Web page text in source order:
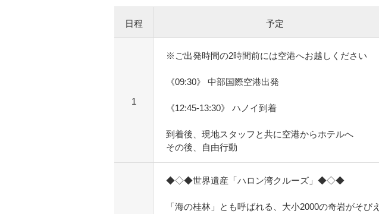
日程 予定
1
※ご出発時間の2時間前には空港へお越しください
《09:30》 中部国際空港出発
《12:45-13:30》 ハノイ到着
到着後、現地スタッフと共に空港からホテルへ
その後、自由行動
◆◇◆世界遺産「ハロン湾クルーズ」◆◇◆
「海の桂林」とも呼ばれる、大小2000の奇岩がそびえ